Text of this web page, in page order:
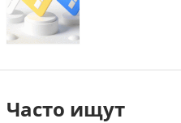
Часто ищут